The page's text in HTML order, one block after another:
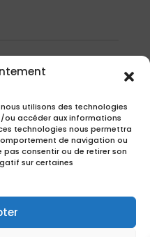
utilisons des technologies
ou accéder aux informations
technologies nous permettra
de navigation ou
pas consentir ou de retirer son
sur certaines
pour recevoir nos offres